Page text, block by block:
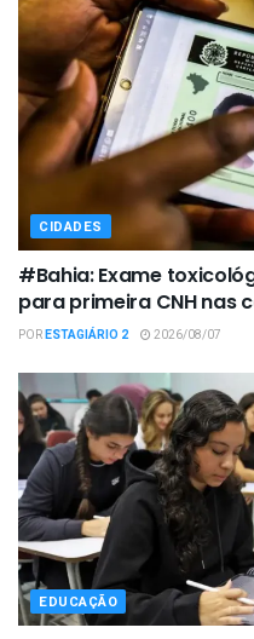
CIDADES
#Bahia: Exame
para primeira CNH nas
PORESTAGIÁRIO 2 2026/08/07
EDUCAÇÃO